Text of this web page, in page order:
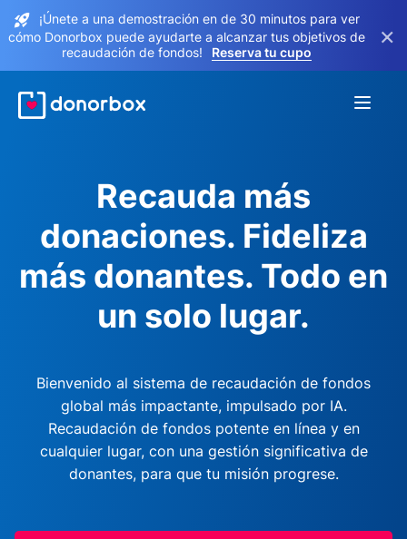
¡Únete a una demostración en de 30 minutos para ver
cómo Donorbox puede ayudarte a alcanzar tus objetivos de
recaudación de fondos!
Reserva tu cupo
×
Recauda más
donaciones. Fideliza
más donantes. Todo en
un solo lugar.
Bienvenido al sistema de recaudación de fondos
global más impactante, impulsado por IA.
Recaudación de fondos potente en línea y en
cualquier lugar, con una gestión significativa de
donantes, para que tu misión progrese.